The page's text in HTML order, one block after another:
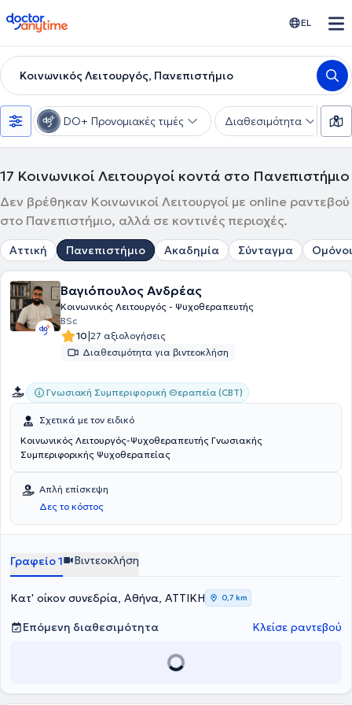
doctoranytime EL
Κοινωνικός Λειτουργός, Πανεπιστήμιο
DO+ Προνομιακές τιμές Διαθεσιμότητα
17 Κοινωνικοί Λειτουργοί κοντά στο Πανεπιστήμιο
Δεν βρέθηκαν Κοινωνικοί Λειτουργοί με online ραντεβού
στο Πανεπιστήμιο, αλλά σε κοντινές περιοχές.
Αττική Πανεπιστήμιο Ακαδημία Σύνταγμα
Βαγιόπουλος Ανδρέας
Κοινωνικός Λειτουργός - Ψυχοθεραπευτής
BSc
10|27 αξιολογήσεις
Διαθεσιμότητα για βιντεοκλήση
Γνωσιακή Συμπεριφορική Θεραπεία (CBT)
Σχετικά με τον ειδικό
Κοινωνικός Λειτουργός-Ψυχοθεραπευτής Γνωσιακής
Συμπεριφορικής Ψυχοθεραπείας
Απλή επίσκεψη
Δες το κόστος
Γραφείο 1 Βιντεοκλήση
Κατ' οίκον συνεδρία, Αθήνα, ΑΤΤΙΚΗ 0,7 km
Επόμενη διαθεσιμότητα Κλείσε ραντεβού